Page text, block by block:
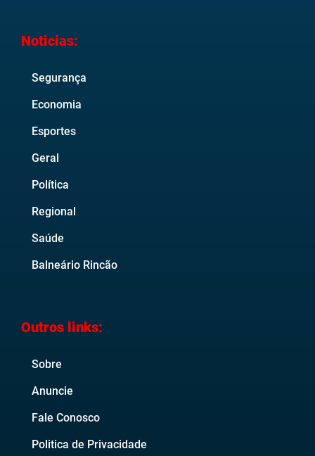
Noticias:
Segurança
Economia
Esportes
Geral
Política
Regional
Saúde
Balneário Rincão
Outros links:
Sobre
Anuncie
Fale Conosco
Politica de Privacidade